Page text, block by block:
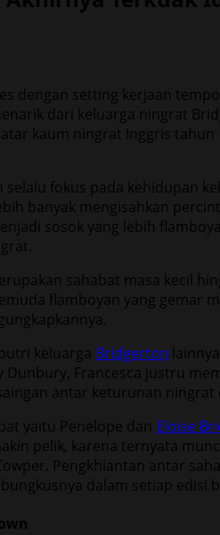
dengan setting kerjaan
dari keluarga ningrat
kaum ningrat Inggris
fokus pada kehidupan
banyak mengisahkan
sosok yang lebih
sahabat masa kecil
flamboyan yang gemar
keluarga Bridgerton
Francesca justru
antar keturunan
yaitu Penelope dan Eloise
pelik, karena ternyata
Pengkhiantan antar
dalam setiap edisi